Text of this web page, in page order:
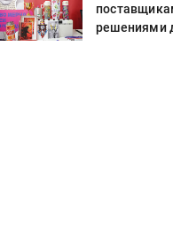
решениями